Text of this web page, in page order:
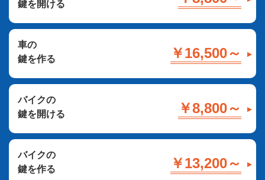
鍵を開ける
車の
鍵を作る
￥16,500～
バイクの
鍵を開ける
￥8,800～
バイクの
鍵を作る
￥13,200～